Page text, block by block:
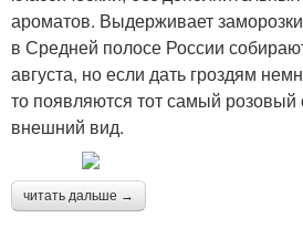
ароматов. Выдерживает
в Средней полосе России
августа, но если дать гроздям
то появляются тот самый
внешний вид.
читать дальше →